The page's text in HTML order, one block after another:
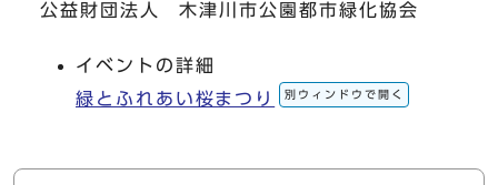
公益財団法人 木津川市公園都市緑化協会
イベントの詳細
緑とふれあい桜まつり
別ウィンドウで開く